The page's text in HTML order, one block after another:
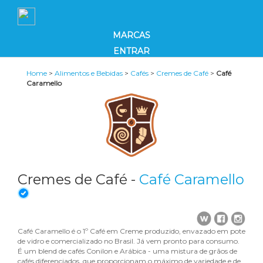
MARCAS
ENTRAR
Home > Alimentos e Bebidas > Cafés > Cremes de Café > Café
Caramello
Cremes de Café - Café Caramello
Café Caramello é o 1º Café em Creme produzido, envazado em pote
de vidro e comercializado no Brasil. Já vem pronto para consumo.
É um blend de cafés Conilon e Arábica - uma mistura de grãos de
cafés diferenciados, que proporcionam o máximo de variedade e de